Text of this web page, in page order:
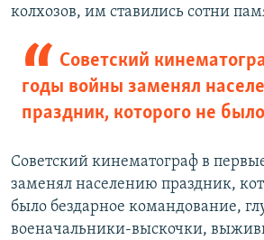
колхозов, им ставились сотни
Советский
годы войны заменял
праздник, которого не было
Советский кинематограф в
заменял населению праздник,
было бездарное командование,
военачальники-выскочки,